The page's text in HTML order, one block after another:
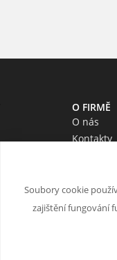
O FIRMĚ
O nás
Kontakty
Soubory cookie
zajištění fungování